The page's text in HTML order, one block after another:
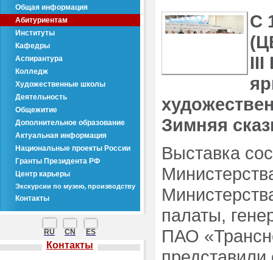
Общая информация
Абитуриентам
Институты
Кафедры
Аспирантура
Колледж
Художественные школы
Деятельность
Общежитие
Дополнительное образование
Актуальная информация
Национальные проекты России
Гранты Президента РФ
Центр карьеры
Экскурсии по музею, производству
Контакты
RU CN ES
Контакты
С
III
Зимняя
Выставка
палаты,
ПАО